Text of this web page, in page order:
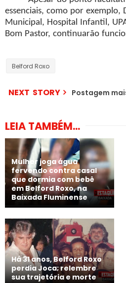
essenciais, como por exemplo,
Municipal, Hospital Infantil,
Bom Pastor, continuarão
Belford Roxo
NEXT STORY Postagem
LEIA TAMBÉM...
Mulher joga água
fervendo contra casal
que dormia com bebê
em Belford Roxo, na
Baixada Fluminense
Há 31 anos, Belford Roxo
perdia Joca; relembre
sua trajetória e morte